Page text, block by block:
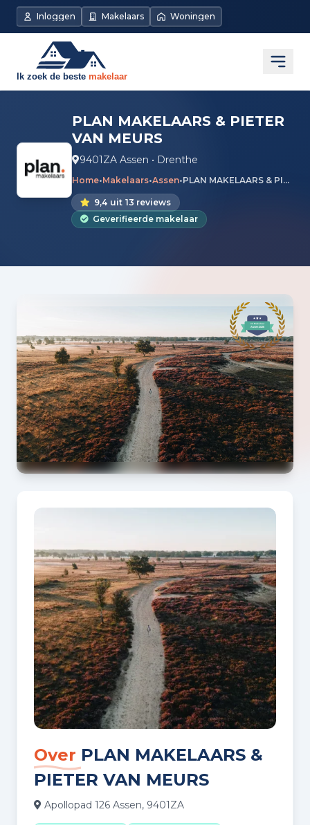
Inloggen Makelaars Woningen
PLAN MAKELAARS & PIETER
VAN MEURS
9401ZA Assen • Drenthe
Home•Makelaars•Assen• PLAN MAKELAARS & PIETER VAN MEURS
9,4 uit 13 reviews
Geverifieerde makelaar
Over PLAN MAKELAARS &
PIETER VAN MEURS
Apollopad 126 Assen, 9401ZA